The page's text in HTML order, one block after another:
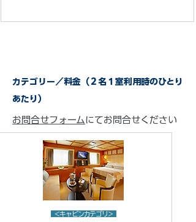
カテゴリー／料金（２名１室利用時のひとり
あたり）
お問合せフォームにてお問合せください
<キャビンカテゴリ>